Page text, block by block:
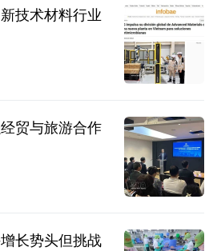
技术材料行业
贸与旅游合作
长势头但挑战